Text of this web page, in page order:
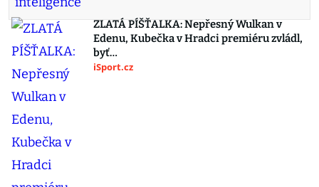
ZLATÁ PÍŠŤALKA: Nepřesný Wulkan v
Edenu, Kubečka v Hradci premiéru zvládl,
byť…
iSport.cz